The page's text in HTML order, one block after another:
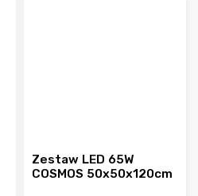
Zestaw LED 65W
COSMOS 50x50x120cm